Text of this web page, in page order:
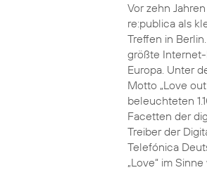
Vor zehn
re:publica als
Treffen in
größte
Europa. Unter
Motto „Love
beleuchteten
Facetten der
Treiber der
Telefónica
„Love“ im